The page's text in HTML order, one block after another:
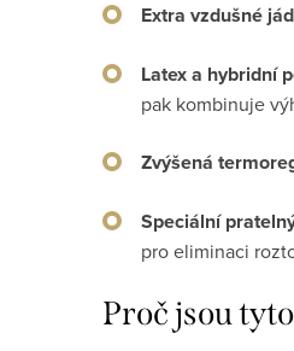
Extra vzdušné
Latex a hybridní
pak kombinuje
Zvýšená
Speciální
pro eliminaci
Proč jsou